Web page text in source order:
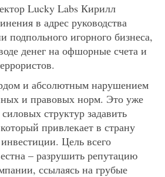
Lucky Labs Кирилл
в адрес руководства
подпольного игорного бизнеса,
денег на офшорные счета и
и абсолютным нарушением
и правовых норм. Это уже
структур задавить
привлекает в страну
Цель всего
– разрушить репутацию
ссылаясь на грубые